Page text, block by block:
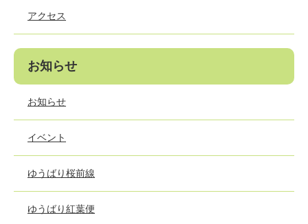
アクセス
お知らせ
お知らせ
イベント
ゆうばり桜前線
ゆうばり紅葉便